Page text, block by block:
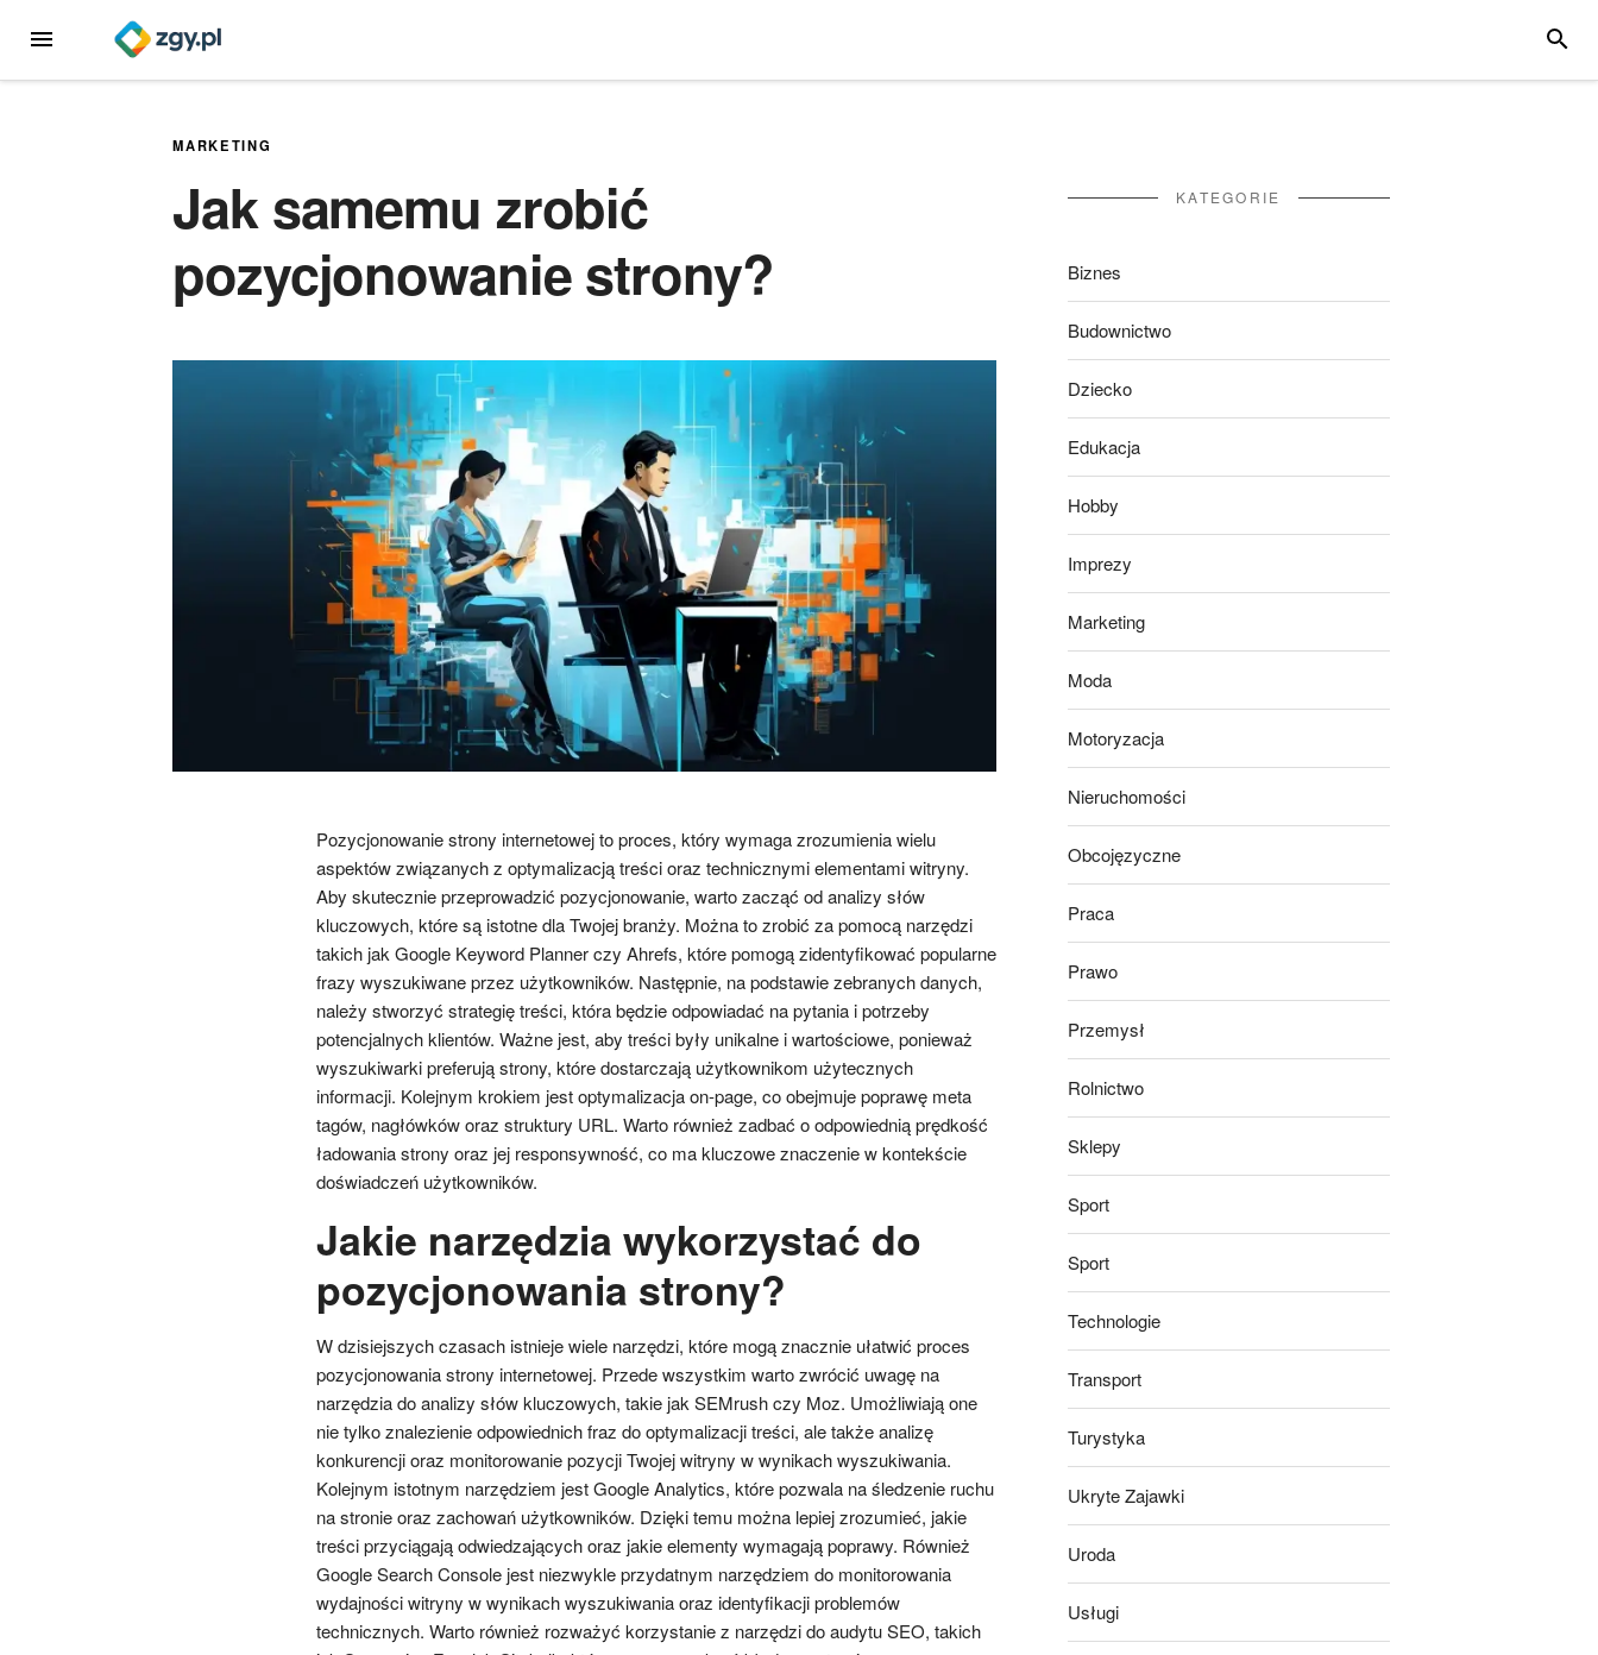
MENU
MARKETING
Jak samemu zrobić
pozycjonowanie strony?
Pozycjonowanie strony internetowej to proces, który wymaga zrozumienia wielu
aspektów związanych z optymalizacją treści oraz technicznymi elementami witryny.
Aby skutecznie przeprowadzić pozycjonowanie, warto zacząć od analizy słów
kluczowych, które są istotne dla Twojej branży. Można to zrobić za pomocą narzędzi
takich jak Google Keyword Planner czy Ahrefs, które pomogą zidentyfikować popularne
frazy wyszukiwane przez użytkowników. Następnie, na podstawie zebranych danych,
należy stworzyć strategię treści, która będzie odpowiadać na pytania i potrzeby
potencjalnych klientów. Ważne jest, aby treści były unikalne i wartościowe, ponieważ
wyszukiwarki preferują strony, które dostarczają użytkownikom użytecznych
informacji. Kolejnym krokiem jest optymalizacja on-page, co obejmuje poprawę meta
tagów, nagłówków oraz struktury URL. Warto również zadbać o odpowiednią prędkość
ładowania strony oraz jej responsywność, co ma kluczowe znaczenie w kontekście
doświadczeń użytkowników.
Jakie narzędzia wykorzystać do
pozycjonowania strony?
W dzisiejszych czasach istnieje wiele narzędzi, które mogą znacznie ułatwić proces
pozycjonowania strony internetowej. Przede wszystkim warto zwrócić uwagę na
narzędzia do analizy słów kluczowych, takie jak SEMrush czy Moz. Umożliwiają one
nie tylko znalezienie odpowiednich fraz do optymalizacji treści, ale także analizę
konkurencji oraz monitorowanie pozycji Twojej witryny w wynikach wyszukiwania.
Kolejnym istotnym narzędziem jest Google Analytics, które pozwala na śledzenie ruchu
na stronie oraz zachowań użytkowników. Dzięki temu można lepiej zrozumieć, jakie
treści przyciągają odwiedzających oraz jakie elementy wymagają poprawy. Również
Google Search Console jest niezwykle przydatnym narzędziem do monitorowania
wydajności witryny w wynikach wyszukiwania oraz identyfikacji problemów
technicznych. Warto również rozważyć korzystanie z narzędzi do audytu SEO, takich
KATEGORIE
Biznes
Budownictwo
Dziecko
Edukacja
Hobby
Imprezy
Marketing
Moda
Motoryzacja
Nieruchomości
Obcojęzyczne
Praca
Prawo
Przemysł
Rolnictwo
Sklepy
Sport
Sport
Technologie
Transport
Turystyka
Ukryte Zajawki
Uroda
Usługi